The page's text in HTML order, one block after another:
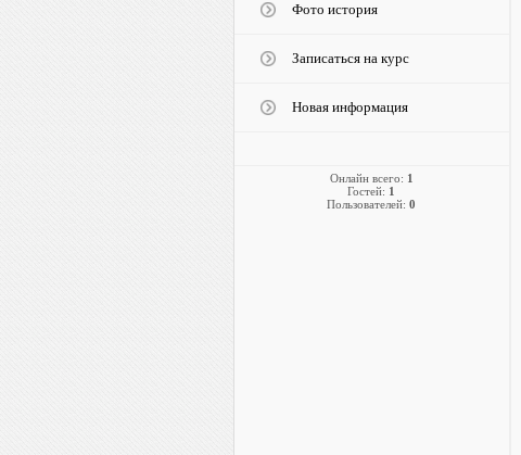
Фото история
Записаться на курс
Новая информация
Онлайн всего: 1
Гостей: 1
Пользователей: 0